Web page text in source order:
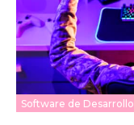
Software de Desarrollo